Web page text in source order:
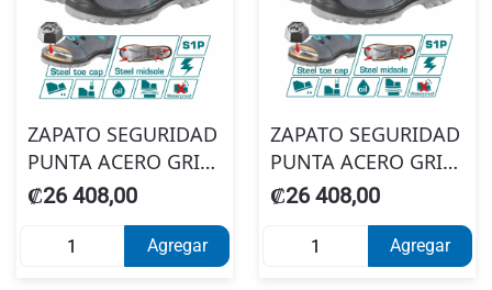
ZAPATO SEGURIDAD
PUNTA ACERO GRIS
TOTAL TSP201S1P-43
₡26 408,00
Agregar
ZAPATO SEGURIDAD
PUNTA ACERO GRIS
TOTAL TSP201S1P-41
₡26 408,00
Agregar